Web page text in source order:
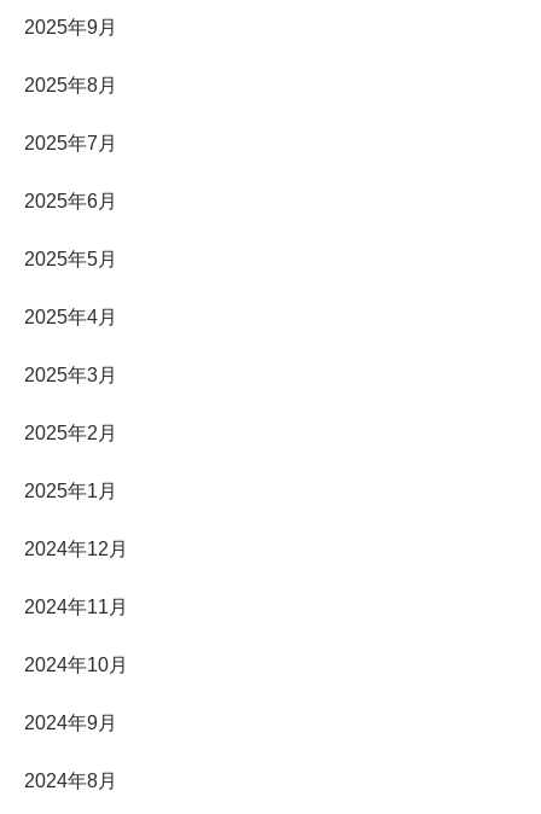
2025年9月
2025年8月
2025年7月
2025年6月
2025年5月
2025年4月
2025年3月
2025年2月
2025年1月
2024年12月
2024年11月
2024年10月
2024年9月
2024年8月